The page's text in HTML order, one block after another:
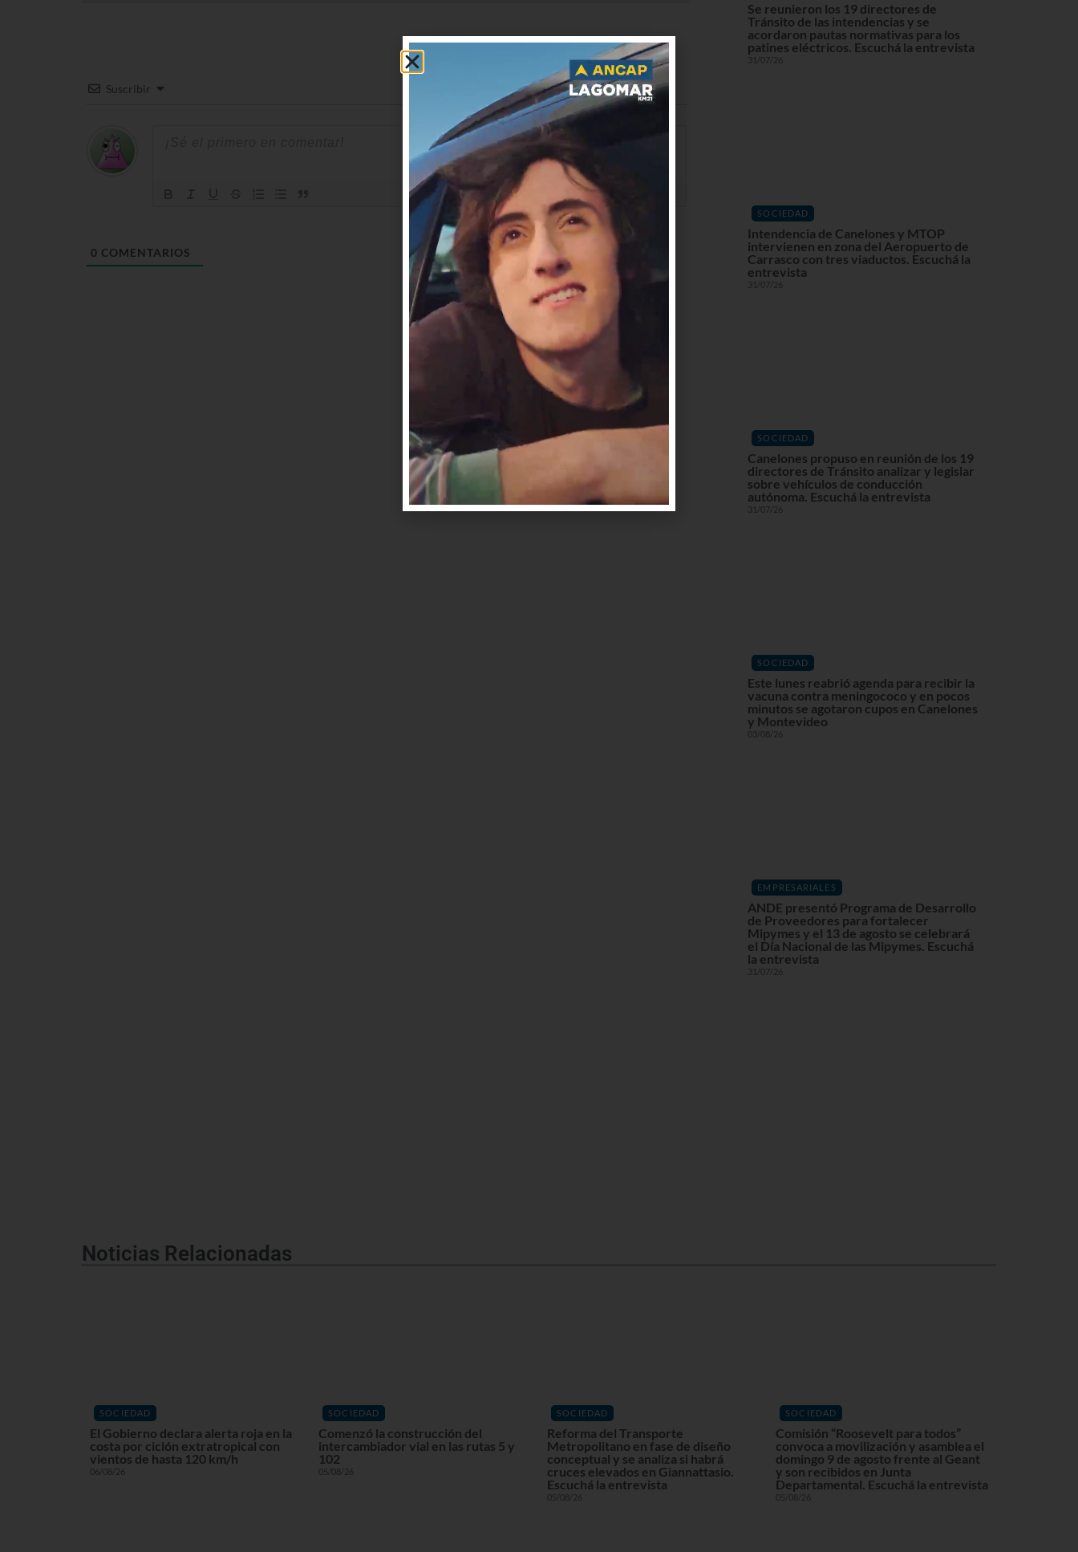
Suscribir
0 COMENTARIOS
Se reunieron los 19 directores de
Tránsito de las intendencias y se
acordaron pautas normativas para los
patines eléctricos. Escuchá la entrevista
31/07/26
SOCIEDAD
Intendencia de Canelones y MTOP
intervienen en zona del Aeropuerto de
Carrasco con tres viaductos. Escuchá la
entrevista
31/07/26
SOCIEDAD
Canelones propuso en reunión de los 19
directores de Tránsito analizar y legislar
sobre vehículos de conducción
autónoma. Escuchá la entrevista
31/07/26
SOCIEDAD
Este lunes reabrió agenda para recibir la
vacuna contra meningococo y en pocos
minutos se agotaron cupos en Canelones
y Montevideo
03/08/26
EMPRESARIALES
ANDE presentó Programa de Desarrollo
de Proveedores para fortalecer
Mipymes y el 13 de agosto se celebrará
el Día Nacional de las Mipymes. Escuchá
la entrevista
31/07/26
Noticias Relacionadas
SOCIEDAD
El Gobierno declara alerta roja en la
costa por ciclón extratropical con
vientos de hasta 120 km/h
06/08/26
SOCIEDAD
Comenzó la construcción del
intercambiador vial en las rutas 5 y
102
05/08/26
SOCIEDAD
Reforma del Transporte
Metropolitano en fase de diseño
conceptual y se analiza si habrá
cruces elevados en Giannattasio.
Escuchá la entrevista
05/08/26
SOCIEDAD
Comisión “Roosevelt para todos”
convoca a movilización y asamblea el
domingo 9 de agosto frente al Geant
y son recibidos en Junta
Departamental. Escuchá la entrevista
05/08/26